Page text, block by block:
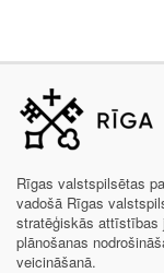
Rīgas valstspilsētas
vadošā Rīgas
stratēģiskās attīstības
plānošanas
veicināšanā.